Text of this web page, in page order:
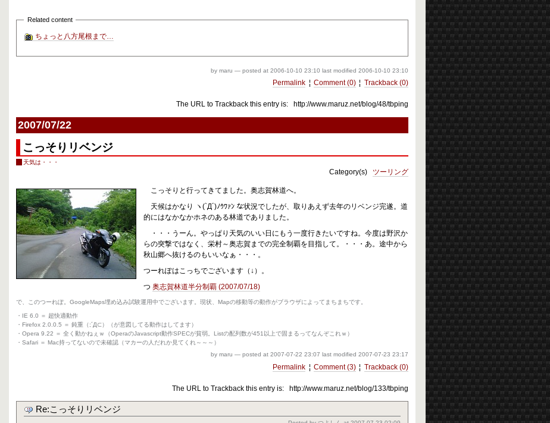
Related content
ちょっと八方尾根まで…
by maru — posted at2006-10-10 23:10 last modified 2006-10-10 23:10
Permalink ¦ Comment (0) ¦ Trackback (0)
The URL to Trackback this entry is: http://www.maruz.net/blog/48/tbping
2007/07/22
こっそりリベンジ
天気は・・・
Category(s) ツーリング
こっそりと行ってきてました。奥志賀林道へ。
天候はかなり ヽ(`Д´)ﾉｳﾜｧﾝ な状況でしたが、取りあえず去年のリベンジ完遂。道
的にはなかなかホネのある林道でありました。
・・・うーん。やっぱり天気のいい日にもう一度行きたいですね。今度は野沢か
らの突撃ではなく、栄村～奥志賀までの完全制覇を目指して。・・・あ。途中から
秋山郷へ抜けるのもいいなぁ・・・。
つーれぽはこっちでございます（↓）。
つ奥志賀林道半分制覇 (2007/07/18)
で、このつーれぽ。GoogleMaps埋め込み試験運用中でございます。現状、Mapの移動等の動作がブラウザによってまちまちです。
・IE 6.0 ＝ 超快適動作
・Firefox 2.0.0.5 ＝ 鈍重（;´Д⊂）（が意図してる動作はしてます）
・Opera 9.22 ＝ 全く動かねぇｗ（OperaのJavascript動作SPECが貧弱。Listの配列数が451以上で固まるってなんぞこれｗ）
・Safari ＝ Mac持ってないので未確認（マカーの人だれか見てくれ～～～）
by maru — posted at2007-07-22 23:07 last modified 2007-07-23 23:17
Permalink ¦ Comment (3) ¦ Trackback (0)
The URL to Trackback this entry is: http://www.maruz.net/blog/133/tbping
Re:こっそりリベンジ